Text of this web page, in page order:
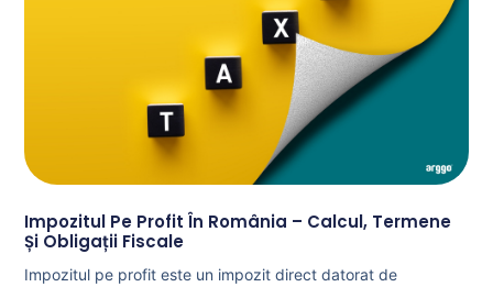
Impozitul Pe Profit În România – Calcul, Termene
Și Obligații Fiscale
Impozitul pe profit este un impozit direct datorat de